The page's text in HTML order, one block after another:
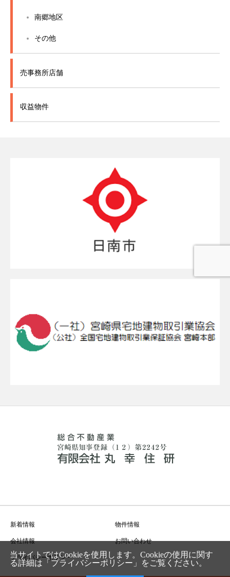
当サイトではCookieを使用します。Cookieの使用に関す
る詳細は「プライバシーポリシー 」をご覧ください。
南郷地区
その他
売事務所店舗
収益物件
新着情報 物件情報
会社情報 お問い合わせ
プライバシーポリシー